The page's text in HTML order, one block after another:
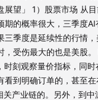
Ricky居然背着我们
年表现复盘：狠狠打
止是如何分别影响中
民币到了6以下，可能黄
元完全没有受到影响。
。没有人再会相信日元
，在信用货币领域，要
贵金属领域，就是黄金
展望」 1）股票市场 从
期的概率很大，三季度
三季度是延续性的行情
，受伤最大的也是美股
时刻观察量价指标，同
看到明确订单的，甚至
关产业链的。另外，到中